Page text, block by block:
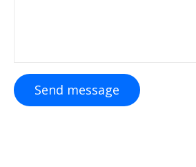
Send message